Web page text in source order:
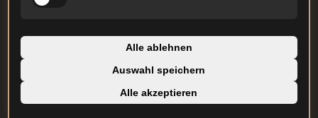
Alle ablehnen
Auswahl speichern
Alle akzeptieren
#
Immobilien Scout GmbH
immobilienscout24.de